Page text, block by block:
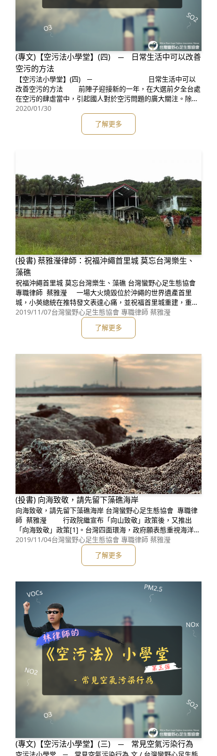
(專文)【空污法小學堂】(四) ─ 日常生活中可以改善
空污的方法
【空污法小學堂】(四) ─ 日常生活中可以
改善空污的方法 前陣子迎接新的一年，在大選前夕全台處
在空污的肆虐當中，引起國人對於空污問題的廣大關注。除了
經常躍上新聞檯面的燃煤電廠爭議外，其實我們可以從自身周
遭做起，改善空污，避免自己成為第一線的受害者。 衛生
福利部國民健康署從食、衣、住、行、育、樂六方面提出建
2020/01/30
了解更多
(投書) 蔡雅瀅律師：祝福沖繩首里城 莫忘台灣樂生、
藻礁
祝福沖繩首里城 莫忘台灣樂生、藻礁 台灣蠻野心足生態協會
專職律師 蔡雅瀅 一場大火燒毀位於沖繩的世界遺產首里
城，小英總統在推特發文表達心痛，並祝福首里城重建，重現
往日華麗身影[1]。暖心的舉動，獲得許多日本網友留言感謝
2019/11/07台灣蠻野心足生態協會 專職律師 蔡雅瀅
了解更多
(投書) 向海致敬，請先留下藻礁海岸
向海致敬，請先留下藻礁海岸 台灣蠻野心足生態協會 專職律
師 蔡雅瀅 行政院繼宣布「向山致敬」政策後，又推出
「向海致敬」政策[1]。台灣四面環海，政府願表態重視海洋，
固值得肯定。但民間積極奔走搶救且被國際知名海洋保育組織
Mission Blue選為「希望熱點」受世界關注的大潭藻礁海岸
[2]，迄今仍未脫離將遭中油第三天然氣接收站開
2019/11/04台灣蠻野心足生態協會 專職律師 蔡雅瀅
了解更多
(專文)【空污法小學堂】(三) ─ 常見空氣污染行為